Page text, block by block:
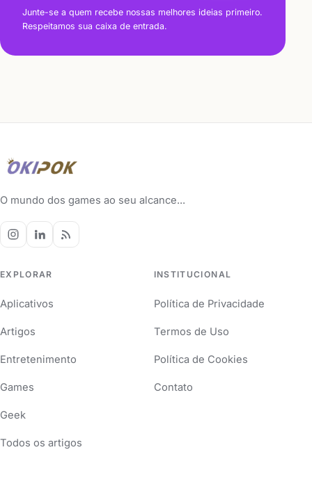
Junte-se a quem recebe nossas melhores ideias primeiro.
Respeitamos sua caixa de entrada.
O mundo dos games ao seu alcance...
EXPLORAR
Aplicativos
Artigos
Entretenimento
Games
Geek
Todos os artigos
INSTITUCIONAL
Política de Privacidade
Termos de Uso
Política de Cookies
Contato